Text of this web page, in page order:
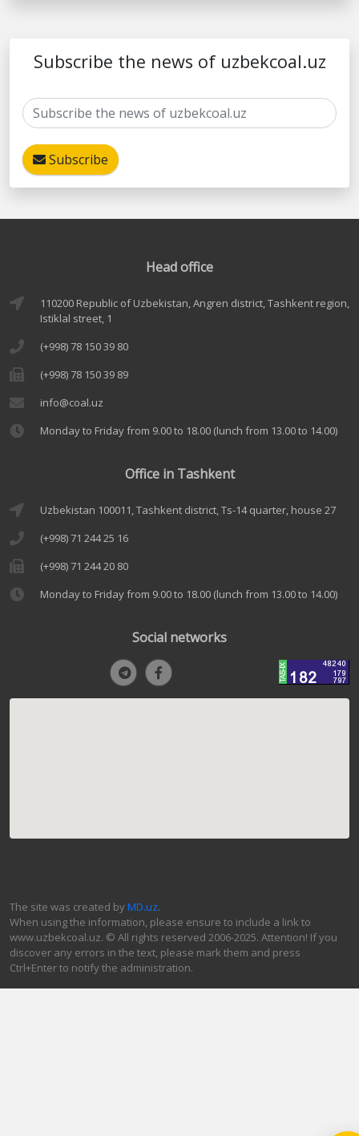
Subscribe the news of uzbekcoal.uz
Subscribe
Head office
110200 Republic of Uzbekistan, Angren district, Tashkent region,
Istiklal street, 1
(+998) 78 150 39 80
(+998) 78 150 39 89
info@coal.uz
Monday to Friday from 9.00 to 18.00 (lunch from 13.00 to 14.00)
Office in Tashkent
Uzbekistan 100011, Tashkent district, Ts-14 quarter, house 27
(+998) 71 244 25 16
(+998) 71 244 20 80
Monday to Friday from 9.00 to 18.00 (lunch from 13.00 to 14.00)
Social networks
The site was created byMD.uz.
When using the information, please ensure to include a link to
www.uzbekcoal.uz. © All rights reserved 2006-2025. Attention! If you
discover any errors in the text, please mark them and press
Ctrl+Enter to notify the administration.